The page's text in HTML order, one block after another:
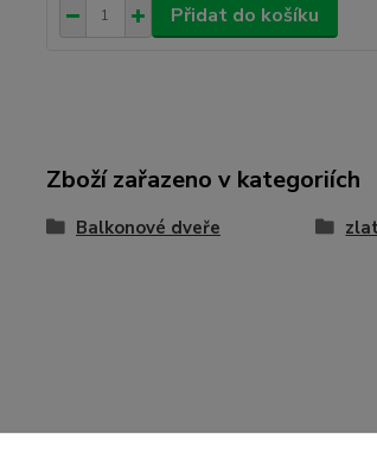
Přidat do košíku
Zboží zařazeno v kategoriích
Balkonové dveře